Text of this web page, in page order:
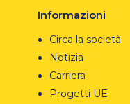
Informazioni
Circa la società
Notizia
Carriera
Progetti UE